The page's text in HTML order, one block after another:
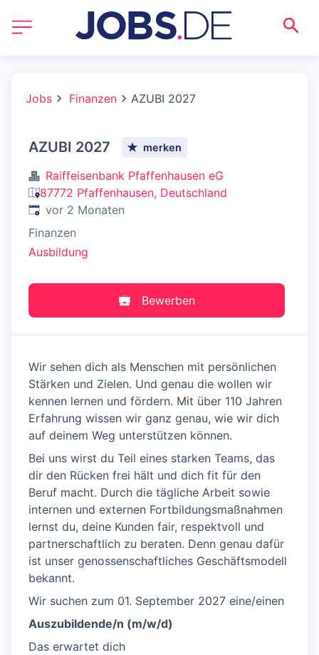
Jobs Finanzen AZUBI 2027
AZUBI 2027 merken
Raiffeisenbank Pfaffenhausen eG
87772 Pfaffenhausen, Deutschland
Veröffentlicht:
vor 2 Monaten
Finanzen
Ausbildung
Bewerben
Wir sehen dich als Menschen mit persönlichen
Stärken und Zielen. Und genau die wollen wir
kennen lernen und fördern. Mit über 110 Jahren
Erfahrung wissen wir ganz genau, wie wir dich
auf deinem Weg unterstützen können.
Bei uns wirst du Teil eines starken Teams, das
dir den Rücken frei hält und dich fit für den
Beruf macht. Durch die tägliche Arbeit sowie
internen und externen Fortbildungsmaßnahmen
lernst du, deine Kunden fair, respektvoll und
partnerschaftlich zu beraten. Denn genau dafür
ist unser genossenschaftliches Geschäftsmodell
bekannt.
Wir suchen zum 01. September 2027 eine/einen
Auszubildende/n (m/w/d)
Das erwartet dich